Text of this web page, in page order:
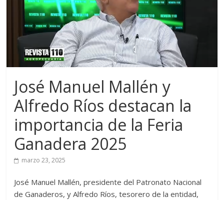
José Manuel Mallén y
Alfredo Ríos destacan la
importancia de la Feria
Ganadera 2025
marzo 23, 2025
José Manuel Mallén, presidente del Patronato Nacional
de Ganaderos, y Alfredo Ríos, tesorero de la entidad,